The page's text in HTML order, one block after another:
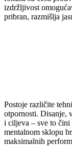
izdržljivost
pribran, razmišlja
Postoje različite
otpornosti. Disanje,
i ciljeva – sve to čini
mentalnom sklopu
maksimalnih